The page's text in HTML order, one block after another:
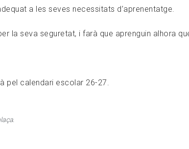
a les seves necessitats d’aprenentatge.
la seva seguretat, i farà que aprenguin alhora
pel calendari escolar 26-27.